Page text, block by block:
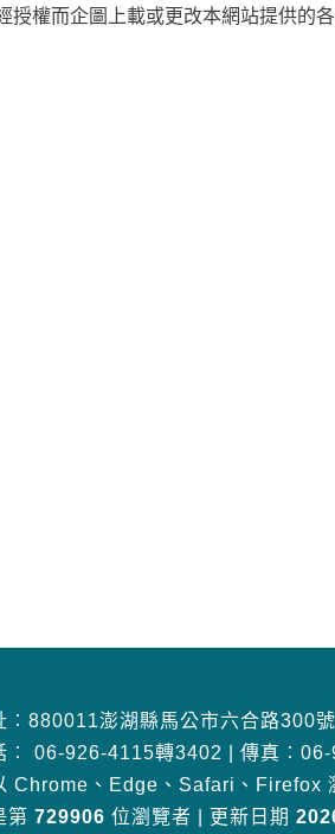
權而企圖上載或更改本網站提供的各
︰880011澎湖縣馬公市六合路300號
︰ 06-926-4115轉3402 傳真
Chrome、Edge、Safari、Firefox
第 729906 位瀏覽者 更新日期